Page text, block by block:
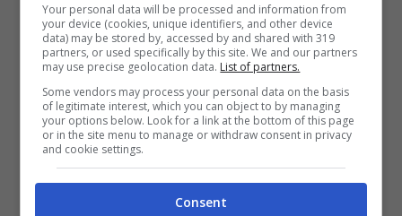
Cooperazione in materia energetica, in
materia di difesa sull’impulso agli
investimenti reciproci fino ai temi legati
all’archeologia“.
I sauditi e la questione
mediorientale
Your personal data will be processed and information from
your device (cookies, unique identifiers, and other device
data) may be stored by, accessed by and shared with 319
partners, or used specifically by this site. We and our partners
may use precise geolocation data. List of partners.
Some vendors may process your personal data on the basis
of legitimate interest, which you can object to by managing
your options below. Look for a link at the bottom of this page
or in the site menu to manage or withdraw consent in privacy
and cookie settings.
Consent